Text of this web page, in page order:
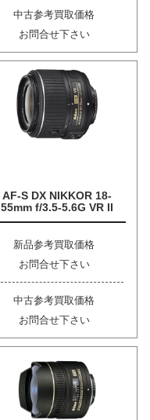
中古参考買取価格
お問合せ下さい
AF-S DX NIKKOR 18-
55mm f/3.5-5.6G VR II
新品参考買取価格
お問合せ下さい
中古参考買取価格
お問合せ下さい